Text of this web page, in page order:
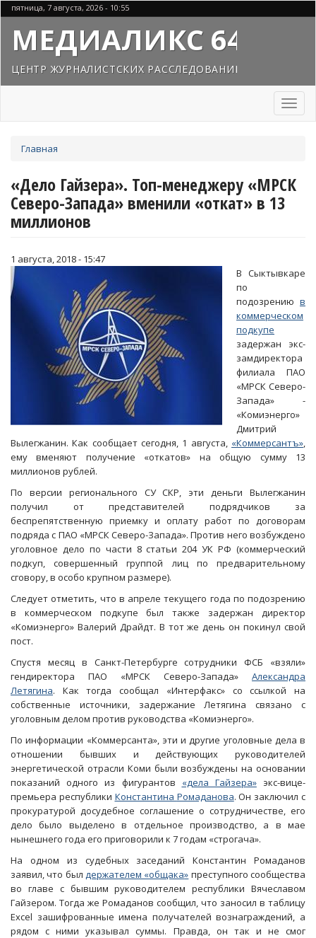
Перейти
к
основному
содержанию
пятница, 7 августа, 2026 - 10:55
МЕДИАЛИКС 64
ЦЕНТР ЖУРНАЛИСТСКИХ РАССЛЕДОВАНИЙ
Toggle
здесь
Главная
«Дело Гайзера». Топ-менеджеру «МРСК
Северо-Запада» вменили «откат» в 13
миллионов
1 августа, 2018 - 15:47
В Сыктывкаре
по
подозрению в
коммерческом
подкупе
задержан экс-
замдиректора
филиала ПАО
«МРСК Северо-
Запада» -
«Комиэнерго»
Дмитрий
Вылегжанин. Как сообщает сегодня, 1 августа, «Коммерсантъ»,
ему вменяют получение «откатов» на общую сумму 13
миллионов рублей.
По версии регионального СУ СКР, эти деньги Вылегжанин
получил от представителей подрядчиков за
беспрепятственную приемку и оплату работ по договорам
подряда с ПАО «МРСК Северо-Запада». Против него возбуждено
уголовное дело по части 8 статьи 204 УК РФ (коммерческий
подкуп, совершенный группой лиц по предварительному
сговору, в особо крупном размере).
Следует отметить, что в апреле текущего года по подозрению
в коммерческом подкупе был также задержан директор
«Комиэнерго» Валерий Драйдт. В тот же день он покинул свой
пост.
Спустя месяц в Санкт-Петербурге сотрудники ФСБ «взяли»
гендиректора ПАО «МРСК Северо-Запада» Александра
Летягина. Как тогда сообщал «Интерфакс» со ссылкой на
собственные источники, задержание Летягина связано с
уголовным делом против руководства «Комиэнерго».
По информации «Коммерсанта», эти и другие уголовные дела в
отношении бывших и действующих руководителей
энергетической отрасли Коми были возбуждены на основании
показаний одного из фигурантов «дела Гайзера»экс-вице-
премьера республики Константина Ромаданова. Он заключил с
прокуратурой досудебное соглашение о сотрудничестве, его
дело было выделено в отдельное производство, а в мае
нынешнего года его приговорили к 7 годам «строгача».
На одном из судебных заседаний Константин Ромаданов
заявил, что был держателем «общака» преступного сообщества
во главе с бывшим руководителем республики Вячеславом
Гайзером. Тогда же Ромаданов сообщил, что заносил в таблицу
Excel зашифрованные имена получателей вознаграждений, а
рядом с ними указывал суммы. Правда, он так и не смог